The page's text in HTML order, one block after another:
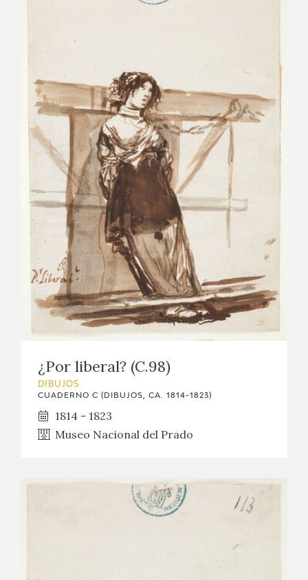
¿Por liberal? (C.98)
DIBUJOS
CUADERNO C (DIBUJOS, CA. 1814-1823)
1814 - 1823
Museo Nacional del Prado